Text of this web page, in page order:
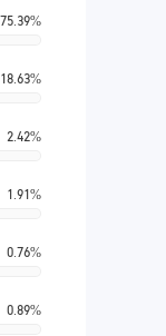
75.39%
18.63%
2.42%
1.91%
0.76%
0.89%